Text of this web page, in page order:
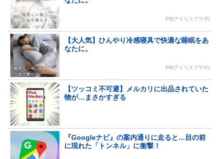
PR(アイリスプラザ)
【大人気】ひんやり冷感寝具で快適な睡眠をあ
なたに。
PR(アイリスプラザ)
【ツッコミ不可避】メルカリに出品されていた
物が…まさかすぎる
『Googleナビ』の案内通りに走ると…目の前
に現れた「トンネル」に衝撃！